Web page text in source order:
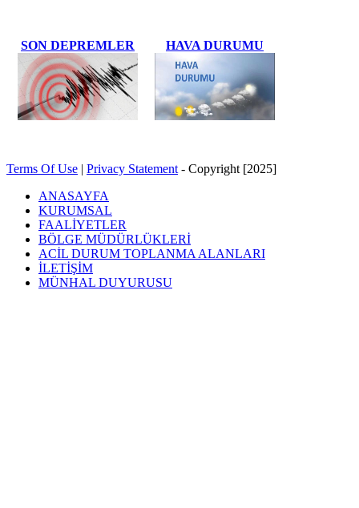
SON DEPREMLER HAVA DURUMU
Terms Of Use | Privacy Statement- Copyright [2025]
ANASAYFA
KURUMSAL
FAALİYETLER
BÖLGE MÜDÜRLÜKLERİ
ACİL DURUM TOPLANMA ALANLARI
İLETİŞİM
MÜNHAL DUYURUSU